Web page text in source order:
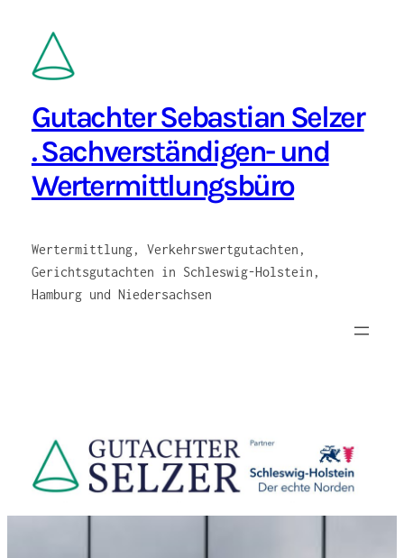
Inhalt
springen
Gutachter Sebastian Selzer
. Sachverständigen- und
Wertermittlungsbüro
Wertermittlung, Verkehrswertgutachten,
Gerichtsgutachten in Schleswig-Holstein,
Hamburg und Niedersachsen